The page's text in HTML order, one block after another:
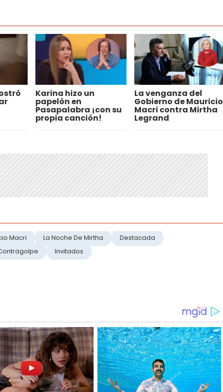
Karina hizo un
papelón en
Pasapalabra ¡con su
propia canción!
La venganza del
Gobierno de Mauricio
Macri contra Mirtha
Legrand
Macri La Noche De Mirtha
Destacada
Invitados